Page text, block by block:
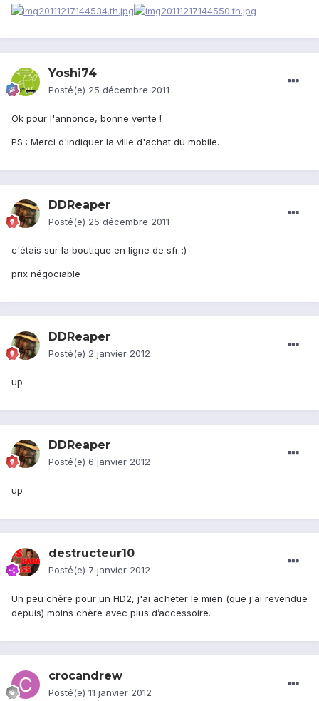
Yoshi74
Posté(e) 25 décembre 2011
Ok pour l'annonce, bonne vente !
PS : Merci d'indiquer la ville d'achat du mobile.
DDReaper
Posté(e) 25 décembre 2011
c'étais sur la boutique en ligne de sfr :)
prix négociable
DDReaper
Posté(e) 2 janvier 2012
up
DDReaper
Posté(e) 6 janvier 2012
up
destructeur10
Posté(e) 7 janvier 2012
Un peu chère pour un HD2, j'ai acheter le mien (que j'ai revendue
depuis) moins chère avec plus d’accessoire.
crocandrew
Posté(e) 11 janvier 2012